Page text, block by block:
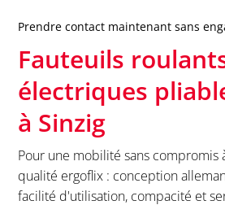
Prendre contact maintenant sans
Fauteuils
électriques
à Sinzig
Pour une mobilité sans compromis
qualité ergoflix : conception
facilité d'utilisation, compacité et